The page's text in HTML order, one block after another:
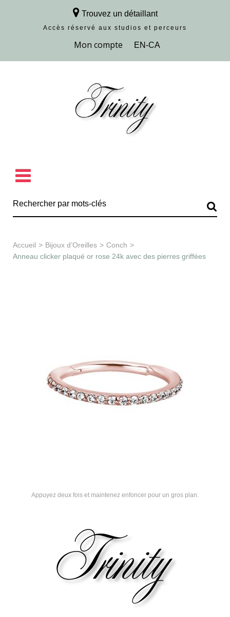
Trouvez un détaillant
Accès réservé aux studios et perceurs
Découvrir la collection
Accueil > Bijoux d’Oreilles > Conch >
Anneau clicker plaqué or rose 24k avec des pierres griffées
Appuyez deux fois et maintenez enfoncer pour un gros plan.